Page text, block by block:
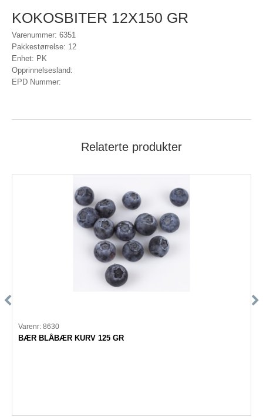
KOKOSBITER 12X150 GR
Varenummer: 6351
Pakkestørrelse: 12
Enhet: PK
Opprinnelsesland:
EPD Nummer:
Relaterte produkter
Varenr: 8630
BÆR BLÅBÆR KURV 125 GR